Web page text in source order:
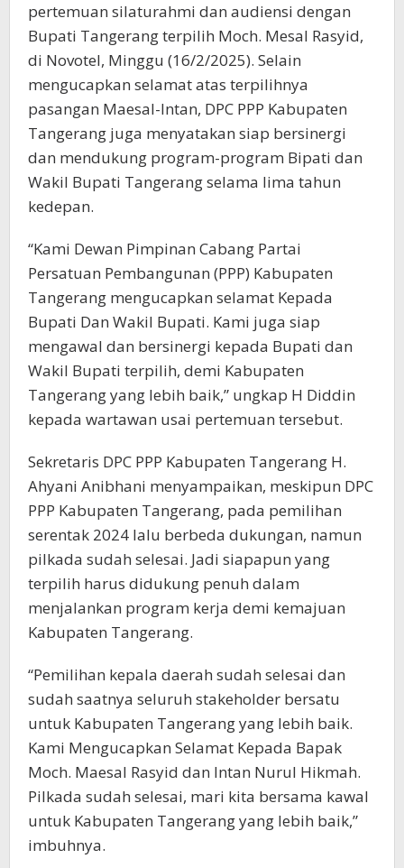
pertemuan silaturahmi dan audiensi dengan
Bupati Tangerang terpilih Moch. Mesal Rasyid,
di Novotel, Minggu (16/2/2025). Selain
mengucapkan selamat atas terpilihnya
pasangan Maesal-Intan, DPC PPP Kabupaten
Tangerang juga menyatakan siap bersinergi
dan mendukung program-program Bipati dan
Wakil Bupati Tangerang selama lima tahun
kedepan.
“Kami Dewan Pimpinan Cabang Partai
Persatuan Pembangunan (PPP) Kabupaten
Tangerang mengucapkan selamat Kepada
Bupati Dan Wakil Bupati. Kami juga siap
mengawal dan bersinergi kepada Bupati dan
Wakil Bupati terpilih, demi Kabupaten
Tangerang yang lebih baik,” ungkap H Diddin
kepada wartawan usai pertemuan tersebut.
Sekretaris DPC PPP Kabupaten Tangerang H.
Ahyani Anibhani menyampaikan, meskipun DPC
PPP Kabupaten Tangerang, pada pemilihan
serentak 2024 lalu berbeda dukungan, namun
pilkada sudah selesai. Jadi siapapun yang
terpilih harus didukung penuh dalam
menjalankan program kerja demi kemajuan
Kabupaten Tangerang.
“Pemilihan kepala daerah sudah selesai dan
sudah saatnya seluruh stakeholder bersatu
untuk Kabupaten Tangerang yang lebih baik.
Kami Mengucapkan Selamat Kepada Bapak
Moch. Maesal Rasyid dan Intan Nurul Hikmah.
Pilkada sudah selesai, mari kita bersama kawal
untuk Kabupaten Tangerang yang lebih baik,”
imbuhnya.